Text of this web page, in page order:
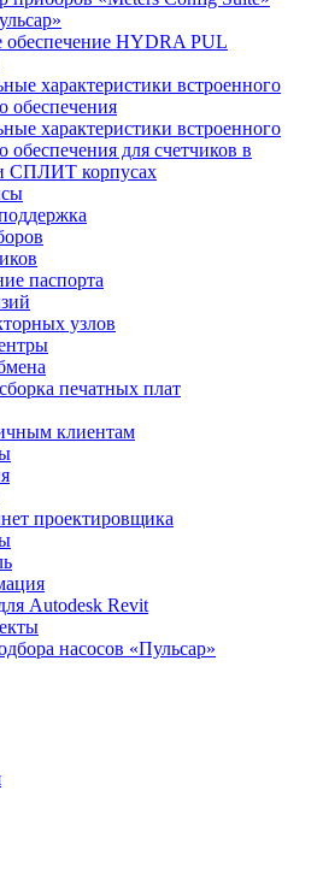
HYDRA PUL
характеристики встроенного
обеспечения
характеристики встроенного
обеспечения для счетчиков в
СПЛИТ корпусах
паспорта
узлов
печатных плат
клиентам
проектировщика
Autodesk Revit
насосов «Пульсар»